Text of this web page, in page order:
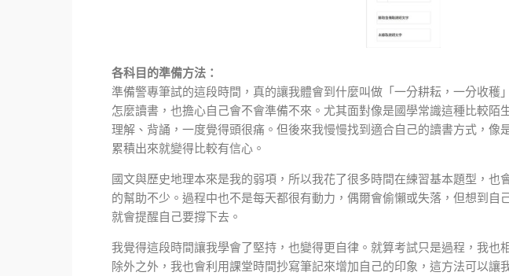
各科目的準備方法：
準備警專筆試的這段時間，真的讓我體會到什麼叫做「一分耕耘，一分收穫
怎麼讀書，也擔心自己會不會準備不來。尤其面對像是國學常識這種比較陌
理解、背誦，一度覺得頭很痛。但後來我慢慢找到適合自己的讀書方式，像
累積出來就變得比較有信心。
國文與歷史地理本來是我的弱項，所以我花了很多時間在練習基本題型，也
的幫助不少。過程中也不是每天都很有動力，偶爾會偷懶或失落，但想到自
就會提醒自己要撐下去。
我覺得這段時間讓我學會了堅持，也變得更自律。就算考試只是過程，我也
除外之外，我也會利用課堂時間抄寫筆記來增加自己的印象，這方法可以讓